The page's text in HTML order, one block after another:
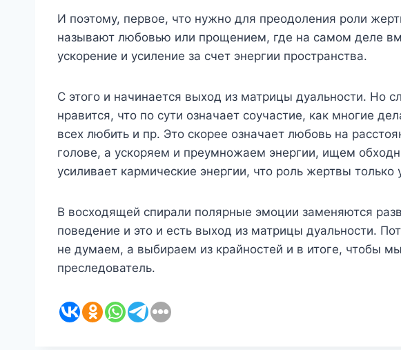
И поэтому, первое, что нужно для преодоления роли
называют любовью или прощением, где на самом деле
ускорение и усиление за счет энергии пространства.
С этого и начинается выход из матрицы дуальности. Но
нравится, что по сути означает соучастие, как многие
всех любить и пр. Это скорее означает любовь на
голове, а ускоряем и преумножаем энергии, ищем
усиливает кармические энергии, что роль жертвы
В восходящей спирали полярные эмоции заменяются
поведение и это и есть выход из матрицы дуальности.
не думаем, а выбираем из крайностей и в итоге, чтобы
преследователь.